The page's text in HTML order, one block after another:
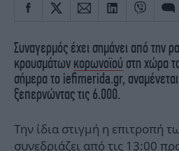
Συναγερμός έχει σημάνει από την
κρουσμάτων κορωνοϊού στη χώρα
σήμερα το iefimerida.gr,
ξεπερνώντας τις 6.000.
Την ίδια στιγμή η επιτροπή
συνεδριάζει από τις 13:00